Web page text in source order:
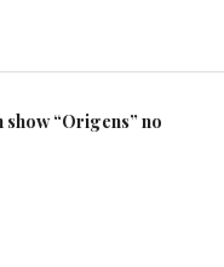
“Origens” no